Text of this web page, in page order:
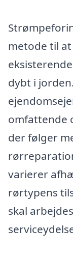
metode til
dybt i
omfattende
der følger
varierer
rørtypens
skal